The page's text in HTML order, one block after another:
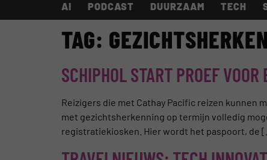
AI PODCAST DUURZAAM TECH
TAG:
SCHIPHOL START PROEF
Reizigers die met Cathay Pacific reizen kunnen
met gezichtsherkenning op termijn volledig
registratiekiosken. Hier wordt het paspoort, de